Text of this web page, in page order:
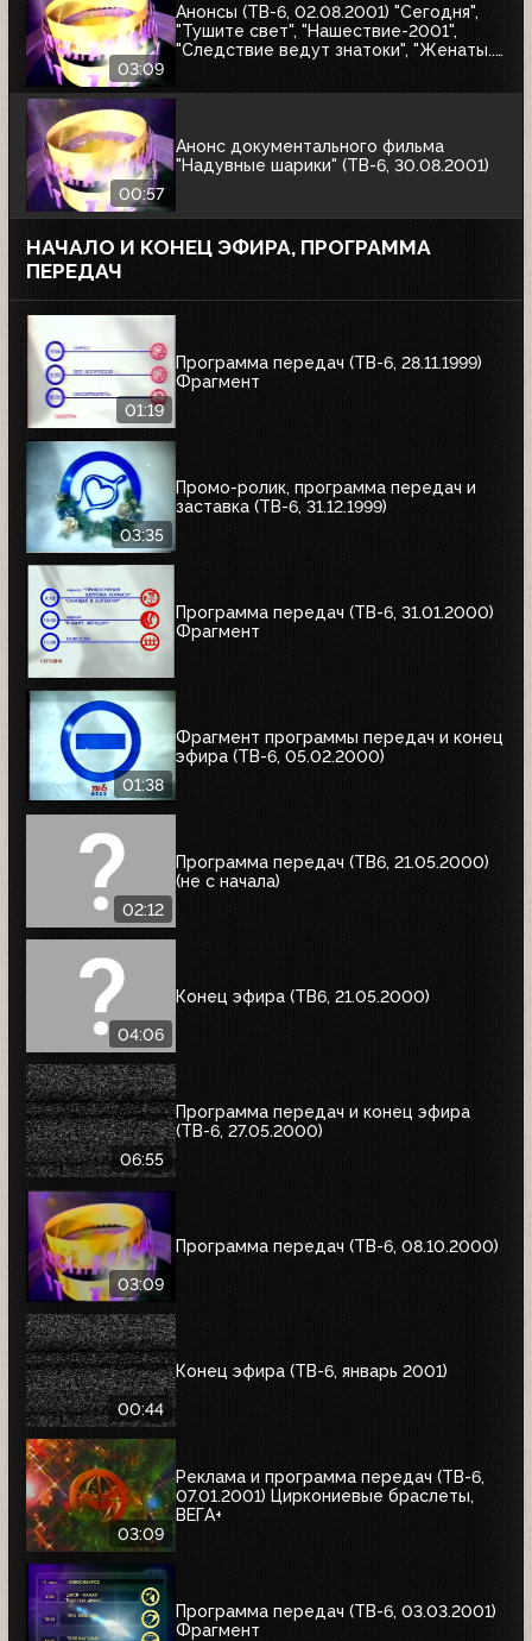
03:09
Анонсы (ТВ-6, 02.08.2001) "Сегодня",
"Тушите свет", "Нашествие-2001",
"Следствие ведут знатоки", "Женаты...
00:57
Анонс документального фильма
"Надувные шарики" (ТВ-6, 30.08.2001)
НАЧАЛО И КОНЕЦ ЭФИРА, ПРОГРАММА
ПЕРЕДАЧ
01:19
Программа передач (ТВ-6, 28.11.1999)
Фрагмент
03:35
Промо-ролик, программа передач и
заставка (ТВ-6, 31.12.1999)
Программа передач (ТВ-6, 31.01.2000)
Фрагмент
01:38
Фрагмент программы передач и конец
эфира (ТВ-6, 05.02.2000)
02:12
Программа передач (ТВ6, 21.05.2000)
(не с начала)
04:06
Конец эфира (ТВ6, 21.05.2000)
06:55
Программа передач и конец эфира
(ТВ-6, 27.05.2000)
03:09
Программа передач (ТВ-6, 08.10.2000)
00:44
Конец эфира (ТВ-6, январь 2001)
03:09
Реклама и программа передач (ТВ-6,
07.01.2001) Циркониевые браслеты,
ВЕГА+
Программа передач (ТВ-6, 03.03.2001)
Фрагмент